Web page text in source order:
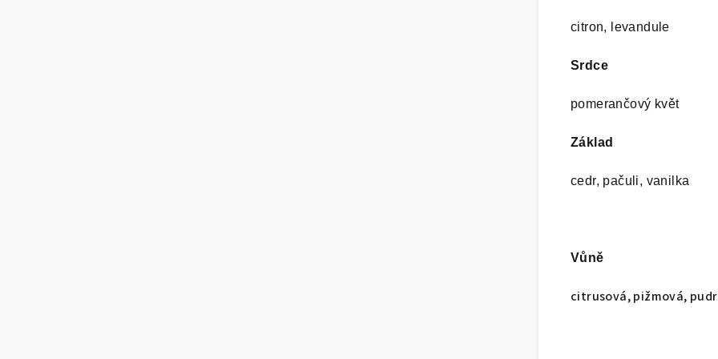
citron, levandule
Srdce
pomerančový květ
Základ
cedr, pačuli, vanilka
Vůně
citrusová, pižmová,